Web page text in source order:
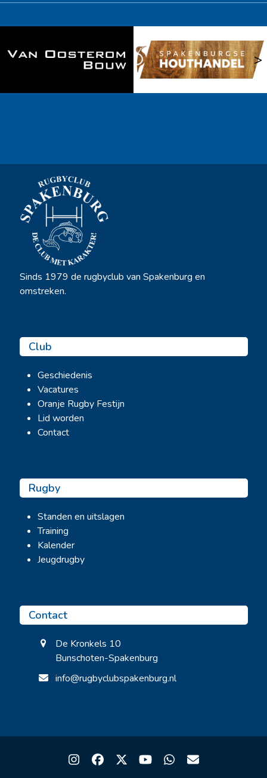
< >
Sinds 1979 de rugbyclub van Spakenburg en
omstreken.
Club
Geschiedenis
Vacatures
Oranje Rugby Festijn
Lid worden
Contact
Rugby
Standen en uitslagen
Training
Kalender
Jeugdrugby
Contact
De Kronkels 10
Bunschoten-Spakenburg
info@rugbyclubspakenburg.nl
Instagram
Facebook
TwitterYouTubeWhatsapp
Email